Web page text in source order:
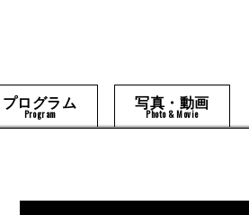
プログラム
Program
写真・動画
Photo & Movie